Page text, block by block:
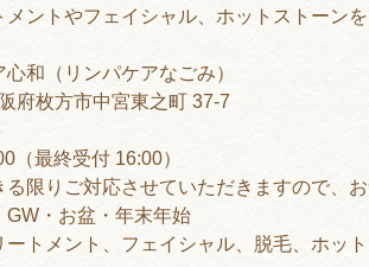
ントやフェイシャル、ホットストーン
和（リンパケアなごみ）
府枚方市中宮東之町 37-7
（最終受付 16:00）
限りご対応させていただきますので、お
・お盆・年末年始
トメント、フェイシャル、脱毛、ホッ